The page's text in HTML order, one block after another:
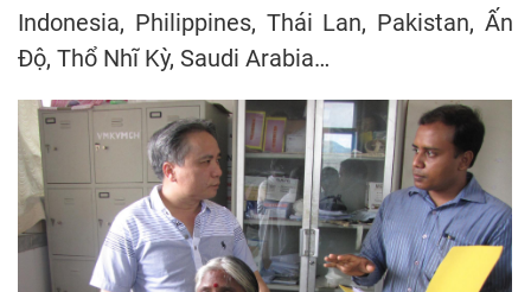
Indonesia, Philippines, Thái Lan, Pakistan, Ấn
Độ, Thổ Nhĩ Kỳ, Saudi Arabia…